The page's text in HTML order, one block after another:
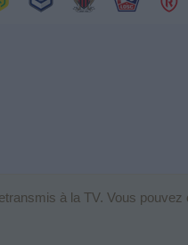
à la TV. Vous pouvez